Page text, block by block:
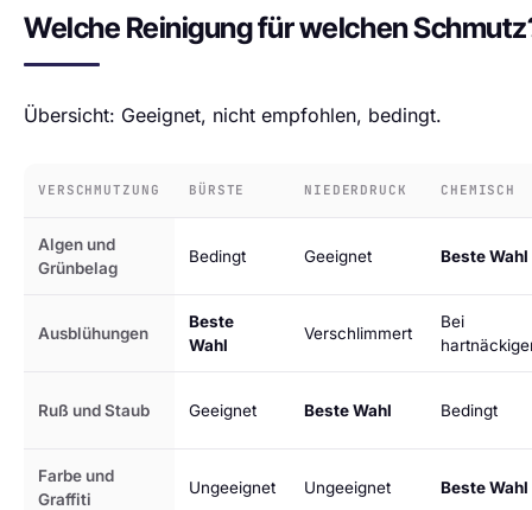
Welche Reinigung für welchen
Übersicht: Geeignet, nicht empfohlen, bedingt.
VERSCHMUTZUNG BÜRSTE NIEDERDRUCK CHEMISCH
Algen und
Grünbelag
Bedingt Geeignet Beste Wahl
Ausblühungen
Beste
Wahl
Verschlimmert
Bei
Ruß und Staub Geeignet Beste Wahl Bedingt
Farbe und
Graffiti
Ungeeignet Ungeeignet Beste Wahl